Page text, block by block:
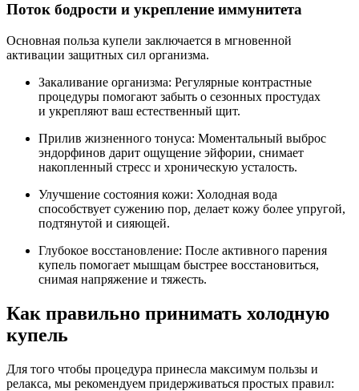
Поток бодрости и укрепление иммунитета
Основная польза купели заключается в мгновенной
активации защитных сил организма.
Закаливание организма: Регулярные контрастные
процедуры помогают забыть о сезонных простудах
и укрепляют ваш естественный щит.
Прилив жизненного тонуса: Моментальный выброс
эндорфинов дарит ощущение эйфории, снимает
накопленный стресс и хроническую усталость.
Улучшение состояния кожи: Холодная вода
способствует сужению пор, делает кожу более упругой,
подтянутой и сияющей.
Глубокое восстановление: После активного парения
купель помогает мышцам быстрее восстановиться,
снимая напряжение и тяжесть.
Как правильно принимать холодную
купель
Для того чтобы процедура принесла максимум пользы и
релакса, мы рекомендуем придерживаться простых правил: